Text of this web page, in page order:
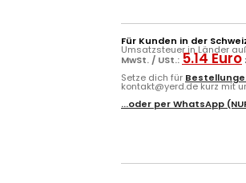
Für Kunden in der
Umsatzsteuer in Länder
MwSt. / USt.: 5.14 Euro
Setze dich für
kontakt@yerd.de kurz mit
...oder perWhatsApp